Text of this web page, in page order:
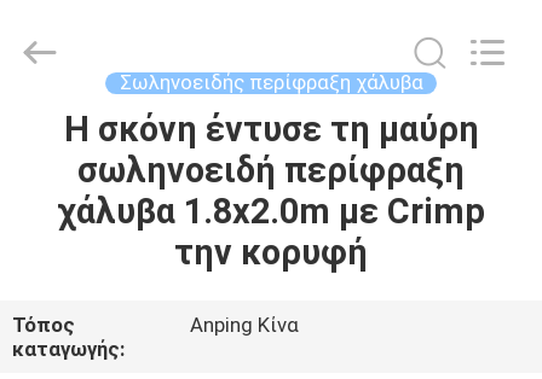
ΣΠΊΤΙ
ΠΡΟΪΌΝΤΑ
ΕΜΕΊΣ
Copyright
securityfence.com.
Σωληνοειδής περίφραξη χάλυβα
Η σκόνη έντυσε τη μαύρη
σωληνοειδή περίφραξη
χάλυβα 1.8x2.0m με Crimp
την κορυφή
Τόπος
καταγωγής:
Anping Κίνα